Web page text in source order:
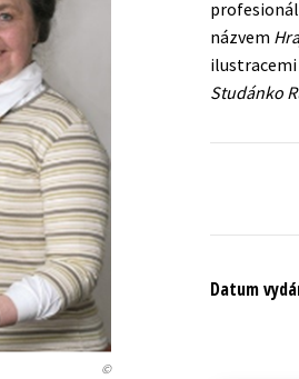
Historie a military
Hobby
Jazyky
Kalendáře
Kariéra a osobní rozvoj
Komiks
Všechny tituly
©
názvem
ilustracemi
Studánko
Datum